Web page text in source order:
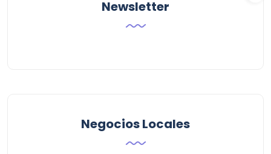
Newsletter
Negocios Locales